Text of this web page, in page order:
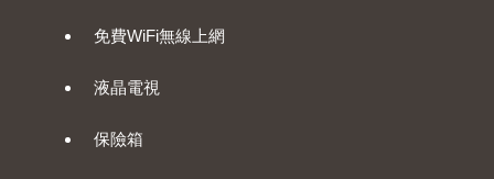
免費WiFi無線上網
液晶電視
保險箱